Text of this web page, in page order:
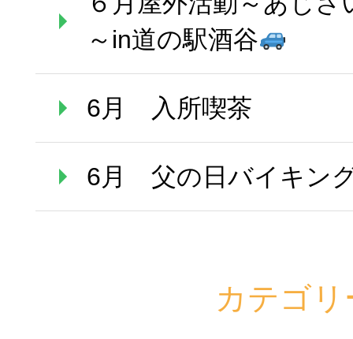
～in道の駅酒谷
6月 入所喫茶
6月 父の日バイキン
カテゴリ